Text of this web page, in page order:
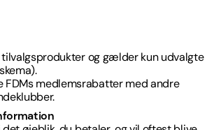
og gælder kun udvalgte
FDMs medlemsrabatter med andre